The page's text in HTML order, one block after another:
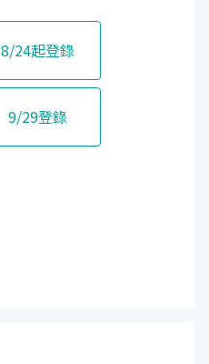
8/24起登錄
9/29登錄